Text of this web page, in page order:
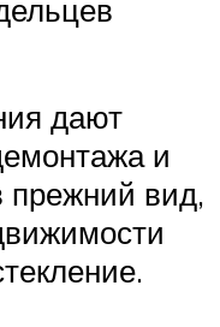
дают
и
прежний вид,